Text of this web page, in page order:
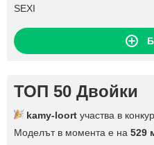
SEXI
ТОП 50 Двойки
kamy-loort участва в
Моделът в момента е на 529